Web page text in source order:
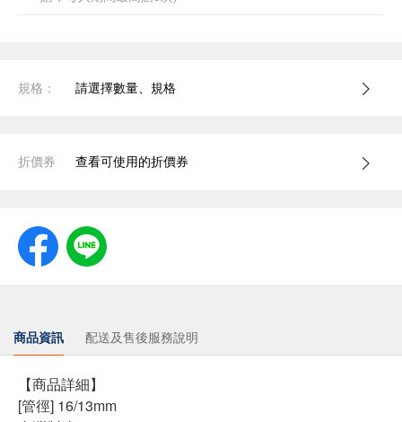
規格： 請選擇數量、規格
折價券 查看可使用的折價券
商品資訊 配送及售後服務說明
【商品詳細】
[管徑] 16/13mm